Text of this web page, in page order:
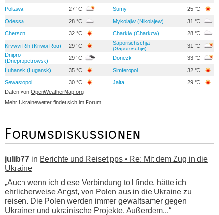
Poltawa 27 °C Sumy 25 °C
Odessa 28 °C Mykolajiw (Nikolajew) 31 °C
Cherson 32 °C Charkiw (Charkow) 28 °C
Krywyj Rih (Kriwoj Rog) 29 °C
Saporischschja
(Saporoschje)
31 °C
Dnipro
(Dnepropetrowsk)
29 °C Donezk 33 °C
Luhansk (Lugansk) 35 °C Simferopol 32 °C
Sewastopol 30 °C Jalta
29 °C
Daten von OpenWeatherMap.org
Mehr Ukrainewetter findet sich im Forum
Forumsdiskussionen
julib77 in Berichte und Reisetipps • Re: Mit dem Zug in die
Ukraine
„Auch wenn ich diese Verbindung toll finde, hätte ich
ehrlicherweise Angst, von Polen aus in die Ukraine zu
reisen. Die Polen werden immer gewaltsamer gegen
Ukrainer und ukrainische Projekte. Außerdem...“